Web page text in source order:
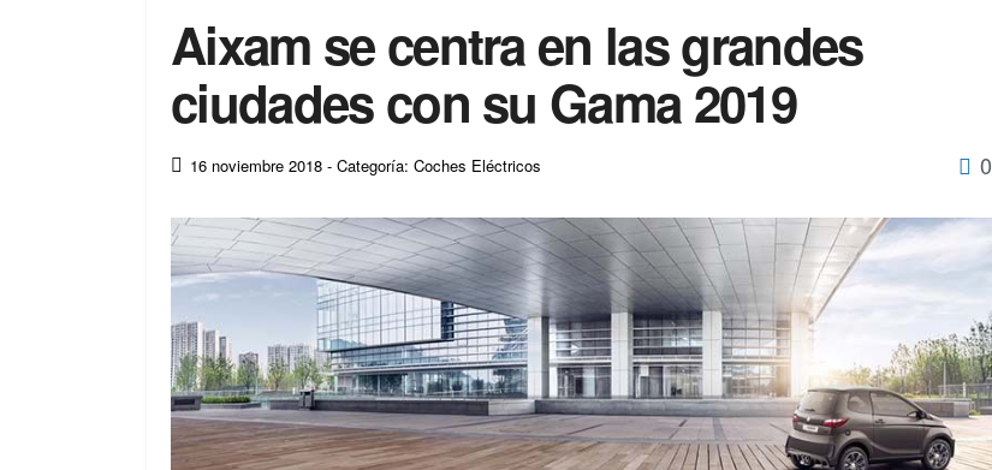
Aixam se centra en las grandes
ciudades con su Gama 2019
16 noviembre 2018 - Categoría: Coches Eléctricos 0